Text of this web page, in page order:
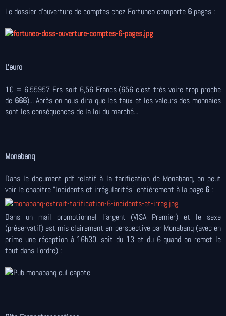
Le dossier d'ouverture de comptes chez Fortuneo comporte 6 pages :
L'euro
1€ = 6.55957 Frs soit 6,56 Francs (656 c'est très voire trop proche
de 666)... Après on nous dira que les taux et les valeurs des monnaies
sont les conséquences de la loi du marché...
Monabanq
Dans le document pdf relatif à la tarification de Monabanq, on peut
voir le chapitre "Incidents et irrégularités" entièrement à la page 6 :
Dans un mail promotionnel l'argent (VISA Premier) et le sexe
(préservatif) est mis clairement en perspective par Monabanq (avec en
prime une réception à 16h30, soit du 13 et du 6 quand on remet le
tout dans l'ordre) :